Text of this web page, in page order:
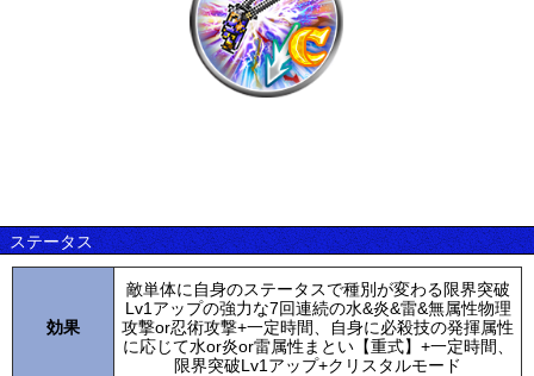
ステータス
効果
敵単体に自身のステータスで種別が変わる限界突破
Lv1アップの強力な7回連続の水&炎&雷&無属性物理
攻撃or忍術攻撃+一定時間、自身に必殺技の発揮属性
に応じて水or炎or雷属性まとい【重式】+一定時間、
限界突破Lv1アップ+クリスタルモード